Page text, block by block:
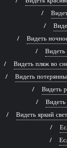
Видеть
Видеть
Видеть пляж во
Видеть
Видеть
Видеть
Видеть яркий